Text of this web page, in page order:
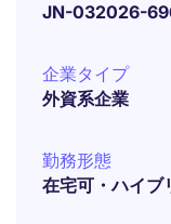
JN-032026-
企業タイプ
外資系企業
勤務形態
在宅可・ハイブ